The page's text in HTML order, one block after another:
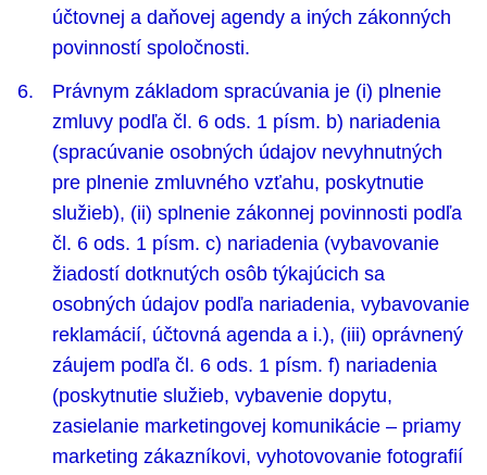
účtovnej a daňovej agendy a iných zákonných
povinností spoločnosti.
Právnym základom spracúvania je (i) plnenie
zmluvy podľa čl. 6 ods. 1 písm. b) nariadenia
(spracúvanie osobných údajov nevyhnutných
pre plnenie zmluvného vzťahu, poskytnutie
služieb), (ii) splnenie zákonnej povinnosti podľa
čl. 6 ods. 1 písm. c) nariadenia (vybavovanie
žiadostí dotknutých osôb týkajúcich sa
osobných údajov podľa nariadenia, vybavovanie
reklamácií, účtovná agenda a i.), (iii) oprávnený
záujem podľa čl. 6 ods. 1 písm. f) nariadenia
(poskytnutie služieb, vybavenie dopytu,
zasielanie marketingovej komunikácie – priamy
marketing zákazníkovi, vyhotovovanie fotografií